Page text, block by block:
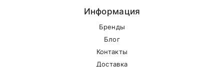
Информация
Бренды
Блог
Контакты
Доставка